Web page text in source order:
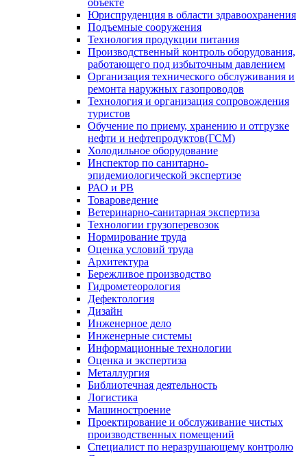
объекте
Юриспруденция в области здравоохранения
Подъемные сооружения
Технология продукции питания
Производственный контроль оборудования,
работающего под избыточным давлением
Организация технического обслуживания и
ремонта наружных газопроводов
Технология и организация сопровождения
туристов
Обучение по приему, хранению и отгрузке
нефти и нефтепродуктов(ГСМ)
Холодильное оборудование
Инспектор по санитарно-
эпидемиологической экспертизе
РАО и РВ
Товароведение
Ветеринарно-санитарная экспертиза
Технологии грузоперевозок
Нормирование труда
Оценка условий труда
Архитектура
Бережливое производство
Гидрометеорология
Дефектология
Дизайн
Инженерное дело
Инженерные системы
Информационные технологии
Оценка и экспертиза
Металлургия
Библиотечная деятельность
Логистика
Машиностроение
Проектирование и обслуживание чистых
производственных помещений
Специалист по неразрушающему контролю